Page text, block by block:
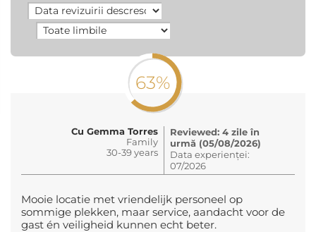
63%
Cu Gemma Torres
Family
30-39 years
Reviewed: 4 zile în
urmă (05/08/2026)
Data experienței:
07/2026
Mooie locatie met vriendelijk personeel op
sommige plekken, maar service, aandacht voor de
gast én veiligheid kunnen echt beter.